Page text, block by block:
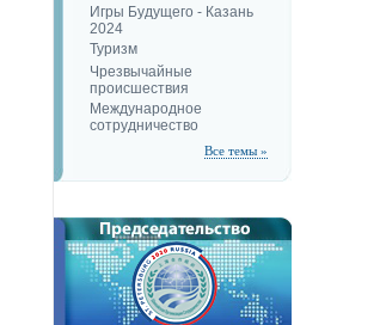
Игры Будущего - Казань
2024
Туризм
Чрезвычайные
происшествия
Международное
сотрудничество
Все темы »